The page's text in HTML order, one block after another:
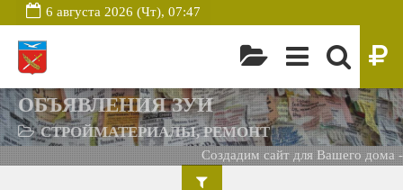
6 августа 2026 (Чт), 07:47
ОБЪЯВЛЕНИЯ ЗУИ
СТРОЙМАТЕРИАЛЫ, РЕМОНТ
Создадим сайт для Вашего дома -